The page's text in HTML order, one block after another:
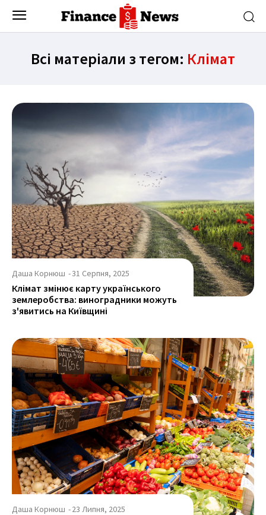
Всі матеріали з тегом: Клімат
Даша Корнюш -31 Серпня, 2025
Клімат змінює карту українського
землеробства: виноградники можуть
з'явитись на Київщині
Даша Корнюш -23 Липня, 2025